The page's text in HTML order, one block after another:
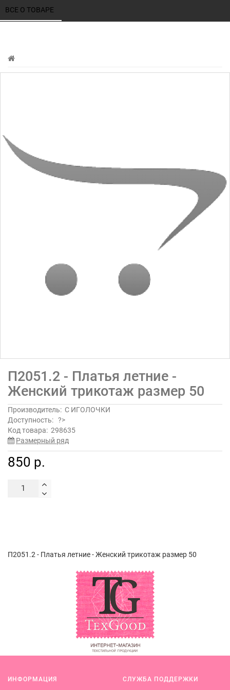
ВСЕ О ТОВАРЕ
П2051.2 - Платья летние -
Женский трикотаж размер 50
Производитель: С ИГОЛОЧКИ
Доступность: ?>
Код товара: 298635
Размерный ряд
850 р.
П2051.2 - Платья летние - Женский трикотаж размер 50
ИНФОРМАЦИЯ СЛУЖБА ПОДДЕРЖКИ